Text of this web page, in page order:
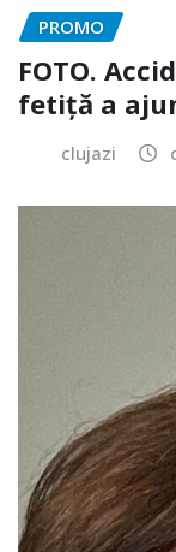
PROMO
FOTO.
fetiță a
clujazi